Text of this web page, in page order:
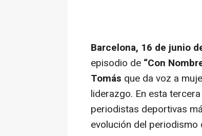
Barcelona, 16 de junio
episodio de “Con
Tomás que da voz a
liderazgo. En esta
periodistas deportivas
evolución del periodismo